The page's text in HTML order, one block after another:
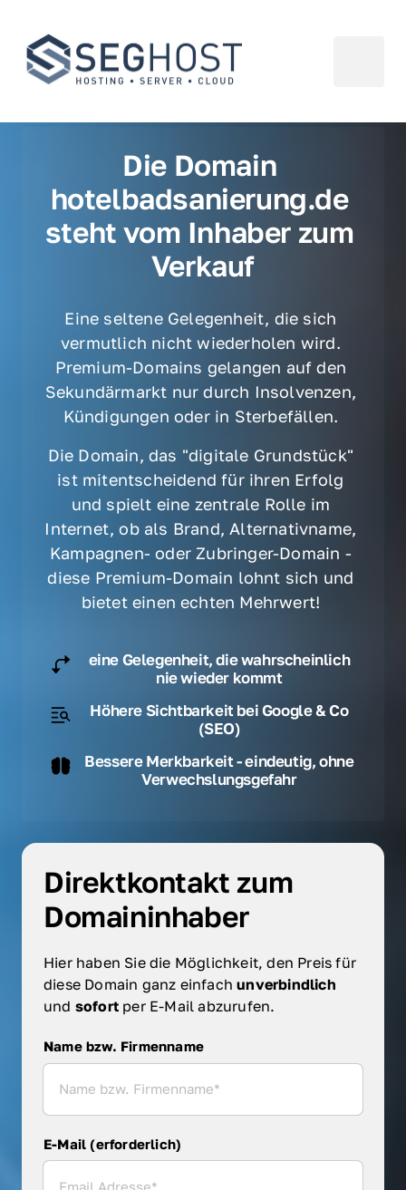
Die Domain
hotelbadsanierung.de
steht vom Inhaber zum
Verkauf
Eine seltene Gelegenheit, die sich
vermutlich nicht wiederholen wird.
Premium-Domains gelangen auf den
Sekundärmarkt nur durch Insolvenzen,
Kündigungen oder in Sterbefällen.
Die Domain, das "digitale Grundstück"
ist mitentscheidend für ihren Erfolg
und spielt eine zentrale Rolle im
Internet, ob als Brand, Alternativname,
Kampagnen- oder Zubringer-Domain -
diese Premium-Domain lohnt sich und
bietet einen echten Mehrwert!
eine Gelegenheit, die wahrscheinlich
nie wieder kommt
Höhere Sichtbarkeit bei Google & Co
(SEO)
Bessere Merkbarkeit - eindeutig, ohne
Verwechslungsgefahr
Direktkontakt zum
Domaininhaber
Hier haben Sie die Möglichkeit, den Preis für
diese Domain ganz einfach
und sofort per E-Mail abzurufen.
Name bzw. Firmenname
Name bzw. Firmenname
E-Mail (erforderlich)